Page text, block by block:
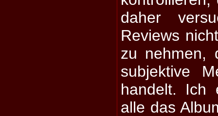
daher
Reviews
zu nehmen,
subjektive
handelt. Ich
alle das